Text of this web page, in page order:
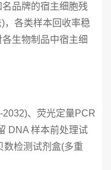
品牌的宿主细胞残
，各类样本回收率稳
生物制品中宿主细
、荧光定量PCR
DNA 样本前处理试
数检测试剂盒(多重